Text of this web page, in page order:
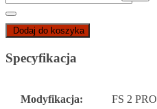
Dodaj do koszyka
Specyfikacja
Modyfikacja: FS 2 PRO